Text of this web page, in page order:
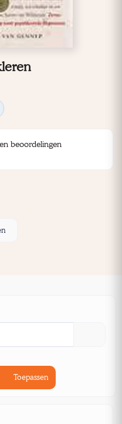
beoordelingen
Toepassen